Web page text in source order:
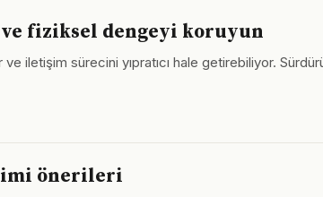
fiziksel dengeyi koruyun
iletişim sürecini yıpratıcı hale getirebiliyor.
önerileri